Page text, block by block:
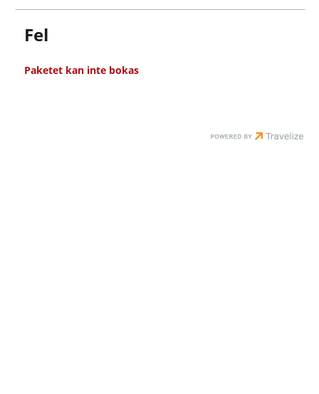
Fel
Paketet kan inte bokas